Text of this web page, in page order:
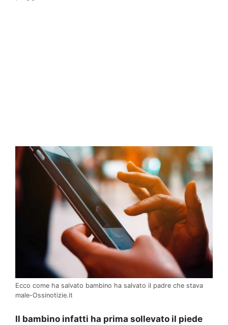
Ecco come ha salvato bambino ha salvato il padre che stava
male-Ossinotizie.it
Il bambino infatti ha prima sollevato il piede